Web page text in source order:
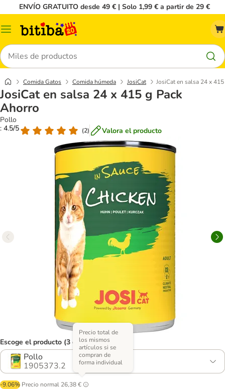
ENVÍO GRATUITO desde 49 € | Solo 1,99 € a partir de 29 €
Menú
Buscar
Comida Gatos Comida húmeda JosiCat JosiCat en salsa 24 x
JosiCat en salsa 24 x 415 g Pack
Ahorro
Pollo
: 4.5/5
(2) Valora el producto
Escoge el producto (3 opciones)
Pollo
1905373.2
-9.06% Precio normal 26,38 €
Precio total de
los mismos
artículos si se
compran de
forma individual